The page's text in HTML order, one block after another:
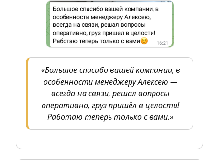
«Большое спасибо вашей компании, в
особенности менеджеру Алексею —
всегда на связи, решал вопросы
оперативно, груз пришёл в целости!
Работаю теперь только с вами.»